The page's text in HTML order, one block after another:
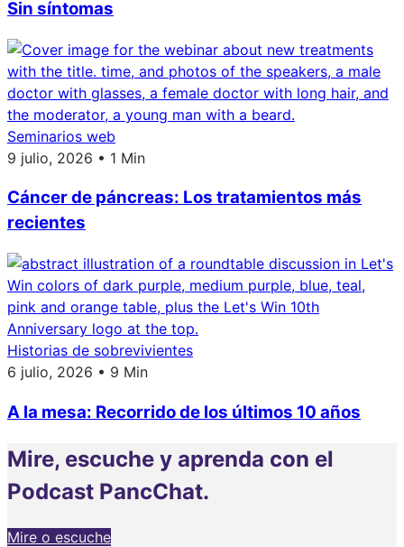
Sin síntomas
Seminarios web
9 julio, 2026 • 1 Min
Cáncer de páncreas: Los tratamientos más
recientes
Historias de sobrevivientes
6 julio, 2026 • 9 Min
A la mesa: Recorrido de los últimos 10 años
Mire, escuche y aprenda con el
Podcast PancChat.
Mire o escuche